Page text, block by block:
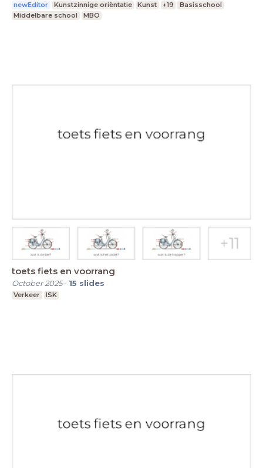
newEditor Kunstzinnige oriëntatie Kunst +19
Basisschool
Middelbare school
MBO
toets fiets en voorrang
October 2025- 15 slides
Verkeer ISK